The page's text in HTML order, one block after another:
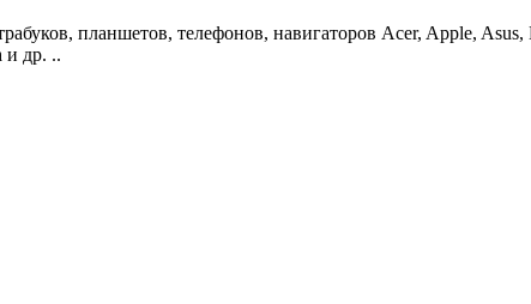
планшетов, телефонов, навигаторов Acer, Apple,
и др. ..